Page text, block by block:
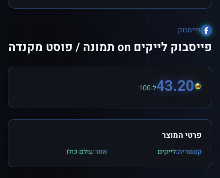
פייסבוק
פייסבוק לייקים on תמונה / פוסט מקנדה
43.20ל-100
פרטי המוצר
קטגוריה:לייקים אזור:עולם כולו